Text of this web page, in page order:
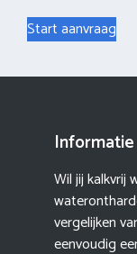
Start aanvraag
Informatie
Wil jij kalkvrij
vergelijken
eenvoudig